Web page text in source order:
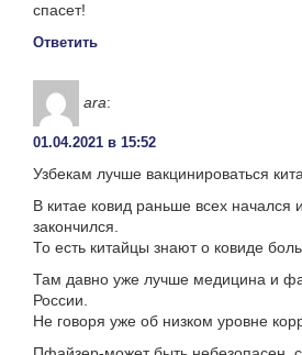
спасет!
Ответить
ara:
01.04.2021 в 15:52
Узбекам лучше вакцинироваться
В китае ковид раньше всех начался
закончился.
То есть китайцы знают о ковиде
Там давно уже лучше медицина и
России.
Не говоря уже об низком уровне